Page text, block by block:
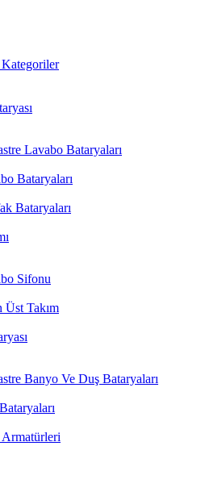
Lavabo Bataryaları
Bataryaları
Bataryaları
Sifonu
Üst Takım
Banyo Ve Duş Bataryaları